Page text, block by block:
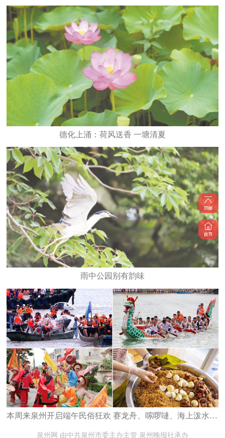
德化上涌：荷风送香 一塘清夏
雨中公园别有韵味
本周来泉州开启端午民俗狂欢 赛龙舟、嗦啰嗹、海上泼水、水上捉鸭
泉州网 由中共泉州市委主办主管 泉州晚报社承办